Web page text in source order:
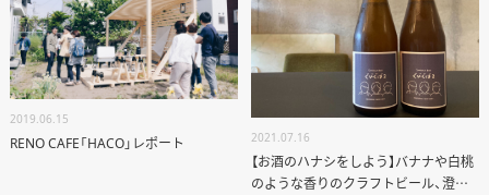
WORKS
ABOUT US
STAFF BLOG
RECRUIT
2019.06.15
RENO CAFE「HACO」レポート 2021.07.16
【お酒のハナシをしよう】バナナや白桃
のような香りのクラフトビール、澄川